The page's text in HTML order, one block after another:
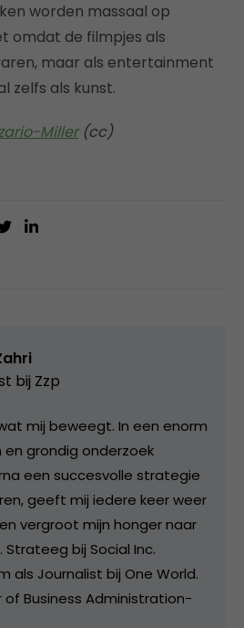
worden massaal op
omdat de filmpjes als
maar als entertainment
zelfs als kunst.
Miller(cc)
bij Zzp
mij beweegt. In een enorm
en grondig onderzoek
een succesvolle strategie
geeft mij iedere keer weer
vergroot mijn honger naar
Strateeg bij Social Inc.
als Journalist bij One World.
of Business Administration-